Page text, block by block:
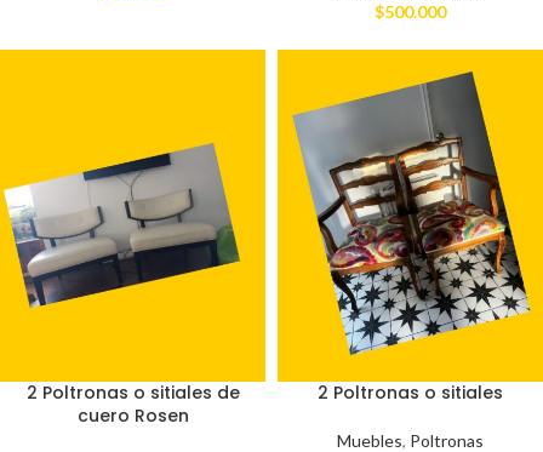
$500.000
2 Poltronas o sitiales de
cuero Rosen
2 Poltronas o sitiales
Muebles, Poltronas